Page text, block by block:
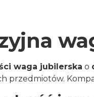
waga jubilerska o
przedmiotów.